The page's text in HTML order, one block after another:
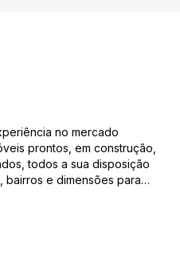
no mercado
prontos, em construção,
todos a sua disposição
bairros e dimensões para
terrenos, salas